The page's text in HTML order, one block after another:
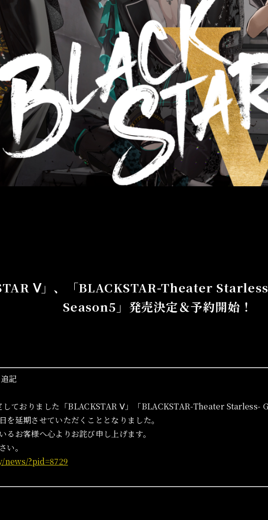
Ⅴ」、「BLACKSTAR-Theater
Season5」発売決定＆予約開始！
記
ておりました「BLACKSTAR Ⅴ」「BLACKSTAR-Theater Starless-
を延期させていただくこととなりました。
お客様へ心よりお詫び申し上げます。
い。
?pid=8729